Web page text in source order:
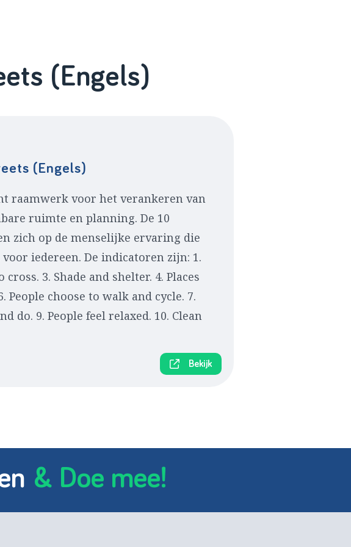
(Engels)
(Engels)
raamwerk voor het verankeren van
ruimte en planning. De 10
zich op de menselijke ervaring die
iedereen. De indicatoren zijn: 1.
3. Shade and shelter. 4. Places
People choose to walk and cycle. 7.
do. 9. People feel relaxed. 10. Clean
Bekijk
& Doe mee!